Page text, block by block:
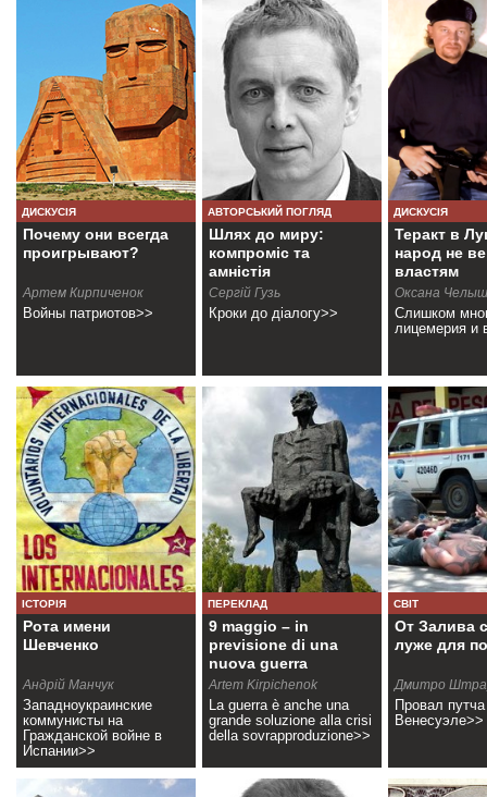
ДИСКУСІЯ
Почему они всегда
проигрывают?
Артем Кирпиченок
Войны патриотов>>
АВТОРСЬКИЙ ПОГЛЯД
Шлях до миру:
компроміс та
амністія
Сергій Гузь
Кроки до діалогу>>
ДИСКУСІЯ
Теракт в
народ не
властям
Оксана
Слишком
лицемерия и
ІСТОРІЯ
Рота имени
Шевченко
Андрій Манчук
Западноукраинские
коммунисты на
Гражданской войне в
Испании>>
ПЕРЕКЛАД
9 maggio – in
previsione di una
nuova guerra
Artem Kirpichenok
La guerra è anche una
grande soluzione alla crisi
della sovrapproduzione>>
СВІТ
От Залива
луже для
Дмитро
Провал
Венесуэле>>